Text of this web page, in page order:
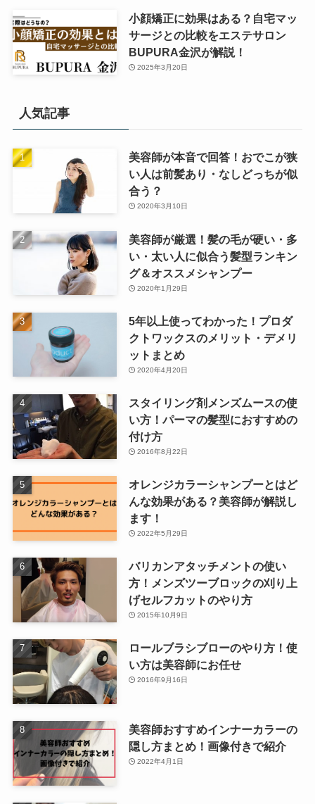
小顔矯正に効果はある？自宅マッ
サージとの比較をエステサロン
BUPURA金沢が解説！
2025年3月20日
人気記事
美容師が本音で回答！おでこが狭
い人は前髪あり・なしどっちが似
合う？
2020年3月10日
美容師が厳選！髪の毛が硬い・多
い・太い人に似合う髪型ランキン
グ＆オススメシャンプー
2020年1月29日
5年以上使ってわかった！プロダ
クトワックスのメリット・デメリ
ットまとめ
2020年4月20日
スタイリング剤メンズムースの使
い方！パーマの髪型におすすめの
付け方
2016年8月22日
オレンジカラーシャンプーとはど
んな効果がある？美容師が解説し
ます！
2022年5月29日
バリカンアタッチメントの使い
方！メンズツーブロックの刈り上
げセルフカットのやり方
2015年10月9日
ロールブラシブローのやり方！使
い方は美容師にお任せ
2016年9月16日
美容師おすすめインナーカラーの
隠し方まとめ！画像付きで紹介
2022年4月1日